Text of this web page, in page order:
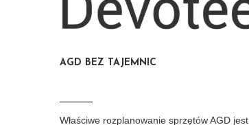
AGD BEZ TAJEMNIC
Właściwe rozplanowanie sprzętów AGD jest